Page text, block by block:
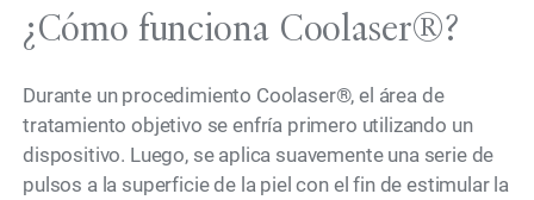
¿Cómo funciona Coolaser®?
Durante un procedimiento Coolaser®, el área de
tratamiento objetivo se enfría primero utilizando un
dispositivo. Luego, se aplica suavemente una serie de
pulsos a la superficie de la piel con el fin de estimular la